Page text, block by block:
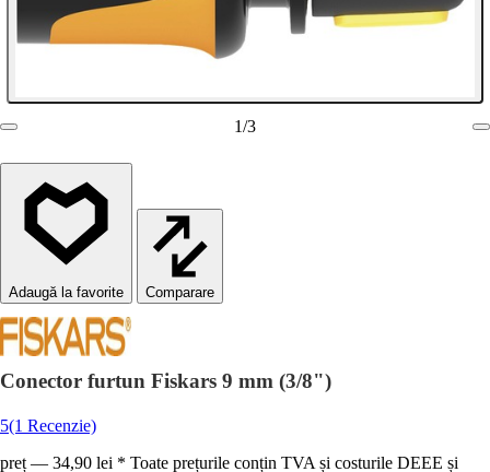
1/3
Comparare
Conector furtun Fiskars 9 mm (3/8")
5(1 Recenzie)
preț — 34,90 lei * Toate prețurile conțin TVA și costurile DEEE și